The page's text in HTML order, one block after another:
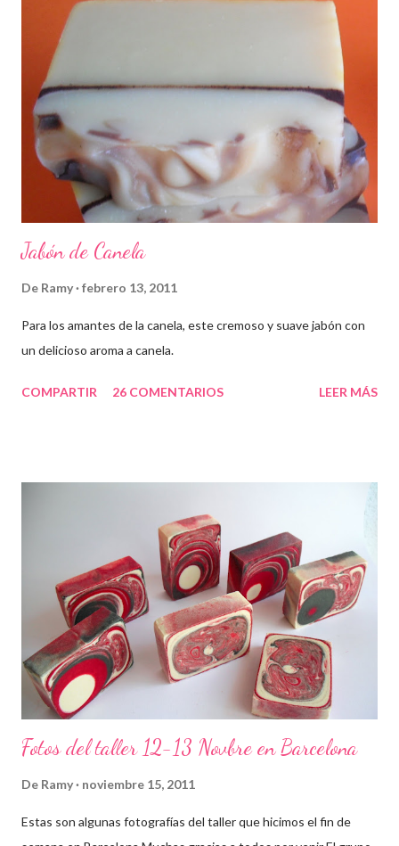
Jabón de Canela
De Ramy febrero 13, 2011
Para los amantes de la canela, este cremoso y suave jabón con
un delicioso aroma a canela.
COMPARTIR 26 COMENTARIOS LEER MÁS
Fotos del taller 12-13 Novbre en Barcelona
De Ramy noviembre 15, 2011
Estas son algunas fotografías del taller que hicimos el fin de